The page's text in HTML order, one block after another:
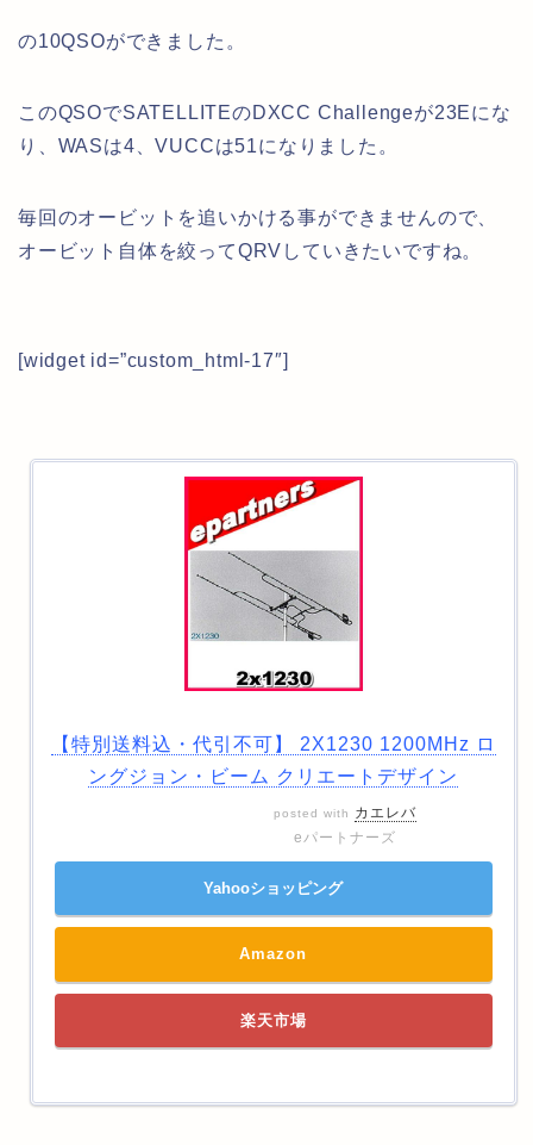
の10QSOができました。
このQSOでSATELLITEのDXCC Challengeが23Eにな
り、WASは4、VUCCは51になりました。
毎回のオービットを追いかける事ができませんので、
オービット自体を絞ってQRVしていきたいですね。
[widget id=”custom_html-17″]
【特別送料込・代引不可】 2X1230 1200MHz ロ
ングジョン・ビーム クリエートデザイン
posted with
カエレバ
eパートナーズ
Yahooショッピング
Amazon
楽天市場